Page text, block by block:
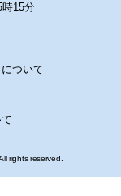
15分
ついて
rights reserved.